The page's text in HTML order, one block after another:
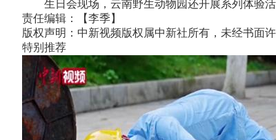
生日会现场，云南野生动物园还开展系列体验活
责任编辑：【李季】
版权声明：中新视频版权属中新社所有，未经书面
特别推荐